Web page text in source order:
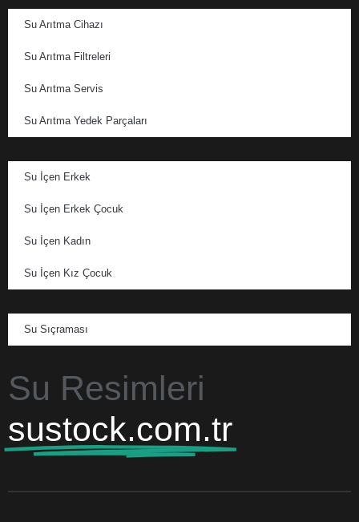
Su Arıtma Cihazı
Su Arıtma Filtreleri
Su Arıtma Servis
Su Arıtma Yedek Parçaları
Su İçen Erkek
Su İçen Erkek Çocuk
Su İçen Kadın
Su İçen Kız Çocuk
Su Sıçraması
Su Resimleri
sustock.com.tr